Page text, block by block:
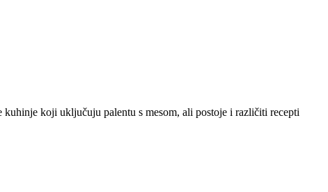
kuhinje koji uključuju palentu s mesom, ali postoje i različiti recepti